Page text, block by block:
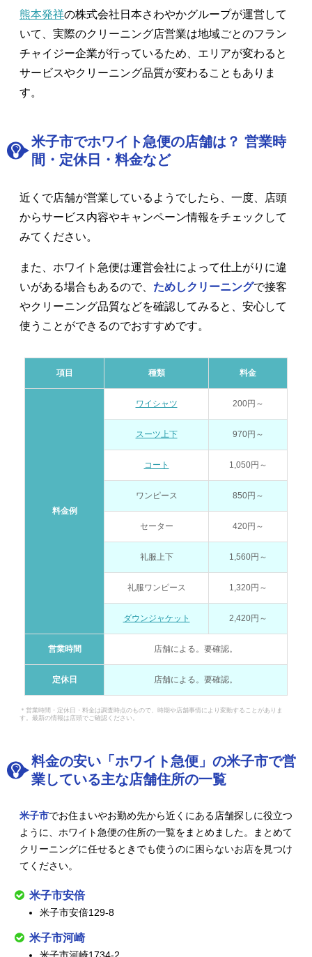
熊本発祥の株式会社日本さわやかグループが運営して
いて、実際のクリーニング店営業は地域ごとのフラン
チャイジー企業が行っているため、エリアが変わると
サービスやクリーニング品質が変わることもありま
す。
米子市でホワイト急便の店舗は？ 営業時
間・定休日・料金など
近くで店舗が営業しているようでしたら、一度、店頭
からサービス内容やキャンペーン情報をチェックして
みてください。
また、ホワイト急便は運営会社によって仕上がりに違
いがある場合もあるので、 ためしクリーニングで接客
やクリーニング品質などを確認してみると、安心して
使うことができるのでおすすめです。
項目 種類 料金
料金例
ワイシャツ 200円～
スーツ上下 970円～
コート 1,050円～
ワンピース 850円～
セーター 420円～
礼服上下 1,560円～
礼服ワンピース 1,320円～
ダウンジャケット 2,420円～
営業時間 店舗による。要確認。
定休日 店舗による。要確認。
＊営業時間・定休日・料金は調査時点のもので、時期や店舗事情により変動することがありま
す。最新の情報は店頭でご確認ください。
料金の安い「ホワイト急便」の米子市で営
業している主な店舗住所の一覧
米子市でお住まいやお勤め先から近くにある店舗探しに役立つ
ように、ホワイト急便の住所の一覧をまとめました。まとめて
クリーニングに任せるときでも使うのに困らないお店を見つけ
てください。
米子市安倍
米子市安倍129-8
米子市河崎